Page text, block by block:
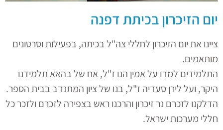
יום הזיכרון בכיתת דפנה
ציינו את יום הזיכרון לחללי צה"ל בכיתה, בפעילות וסרטונים
מותאמים.
התלמידים למדו על אמין הנו ז"ל, אח של בהאא תלמידנו
היקר, ועל לירן סעדיה ז"ל, בנו של ציון המתנדב בבית הספר.
הדלקנו לזכרם נר זיכרון והרכנו ראש בצפירה לזכרם ולזכר כל
חללי מערכות ישראל.